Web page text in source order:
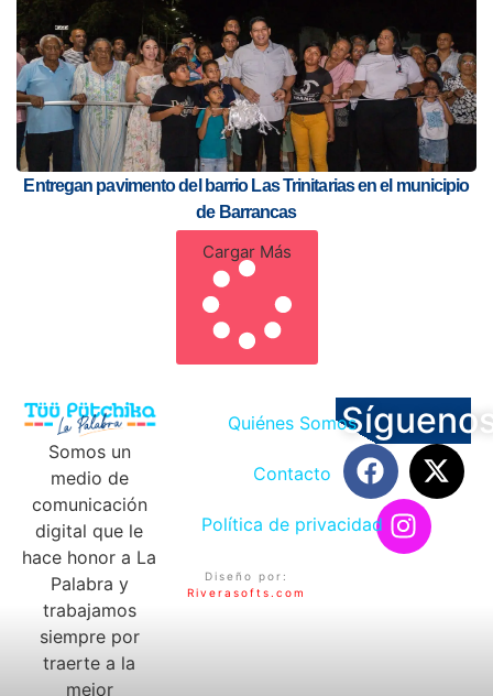
Entregan pavimento del barrio Las Trinitarias en el municipio
de Barrancas
Cargar Más
Somos un
medio de
comunicación
digital que le
hace honor a La
Palabra y
trabajamos
siempre por
traerte a la
mejor
Quiénes Somos
Contacto
Política de privacidad
Diseño por:
Riverasofts.com